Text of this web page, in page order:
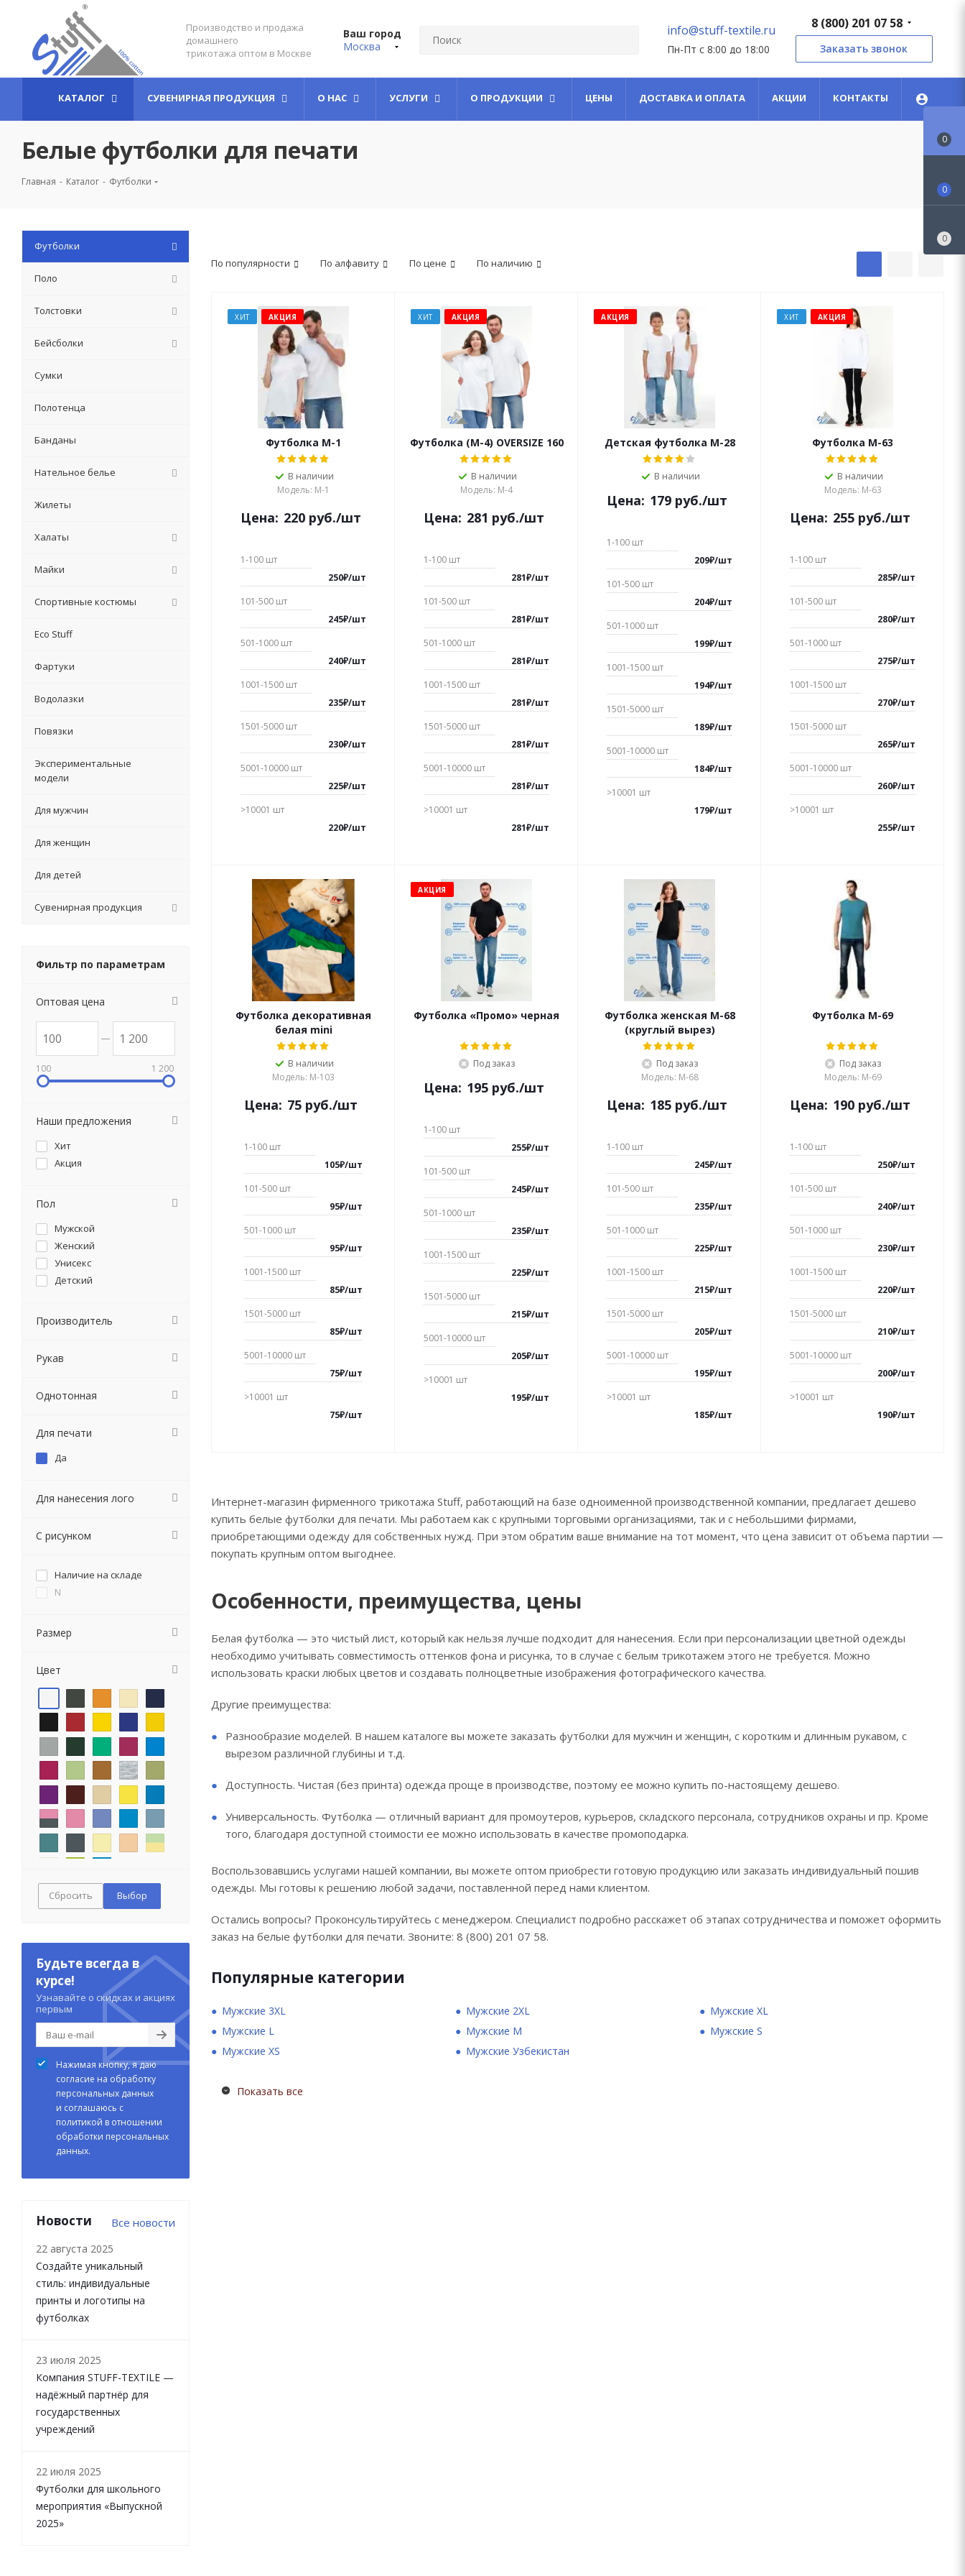
Производство и продажа
домашнего
трикотажа оптом в Москве
Ваш город
Москва
info@stuff-textile.ru
Пн-Пт с 8:00 до 18:00
8 (800) 201 07 58
Заказать звонок
КАТАЛОГ СУВЕНИРНАЯ ПРОДУКЦИЯ О НАС УСЛУГИ О ПРОДУКЦИИ ЦЕНЫ ДОСТАВКА И ОПЛАТА АКЦИИ КОНТАКТЫ
Белые футболки для печати
Главная - Каталог - Футболки
По популярности По алфавиту По цене По наличию
ХИТ АКЦИЯ
Футболка M-1
В наличии
Модель: М-1
Цена: 220 руб./шт
1-100 шт
250₽/шт
101-500 шт
245₽/шт
501-1000 шт
240₽/шт
1001-1500 шт
235₽/шт
1501-5000 шт
230₽/шт
5001-10000 шт
225₽/шт
>10001 шт
220₽/шт
ХИТ АКЦИЯ
Футболка (М-4) OVERSIZE 160
В наличии
Модель: М-4
Цена: 281 руб./шт
1-100 шт
281₽/шт
101-500 шт
281₽/шт
501-1000 шт
281₽/шт
1001-1500 шт
281₽/шт
1501-5000 шт
281₽/шт
5001-10000 шт
281₽/шт
>10001 шт
281₽/шт
АКЦИЯ
Детская футболка М-28
В наличии
Цена: 179 руб./шт
1-100 шт
209₽/шт
101-500 шт
204₽/шт
501-1000 шт
199₽/шт
1001-1500 шт
194₽/шт
1501-5000 шт
189₽/шт
5001-10000 шт
184₽/шт
>10001 шт
179₽/шт
ХИТ АКЦИЯ
Футболка M-63
В наличии
Модель: M-63
Цена: 255 руб./шт
1-100 шт
285₽/шт
101-500 шт
280₽/шт
501-1000 шт
275₽/шт
1001-1500 шт
270₽/шт
1501-5000 шт
265₽/шт
5001-10000 шт
260₽/шт
>10001 шт
255₽/шт
Футболка декоративная
белая mini
В наличии
Модель: М-103
Цена: 75 руб./шт
1-100 шт
105₽/шт
101-500 шт
95₽/шт
501-1000 шт
95₽/шт
1001-1500 шт
85₽/шт
1501-5000 шт
85₽/шт
5001-10000 шт
75₽/шт
>10001 шт
75₽/шт
АКЦИЯ
Футболка «Промо» черная
Под заказ
Цена: 195 руб./шт
1-100 шт
255₽/шт
101-500 шт
245₽/шт
501-1000 шт
235₽/шт
1001-1500 шт
225₽/шт
1501-5000 шт
215₽/шт
5001-10000 шт
205₽/шт
>10001 шт
195₽/шт
Футболка женская М-68
(круглый вырез)
Под заказ
Модель: М-68
Цена: 185 руб./шт
1-100 шт
245₽/шт
101-500 шт
235₽/шт
501-1000 шт
225₽/шт
1001-1500 шт
215₽/шт
1501-5000 шт
205₽/шт
5001-10000 шт
195₽/шт
>10001 шт
185₽/шт
Футболка М-69
Под заказ
Модель: М-69
Цена: 190 руб./шт
1-100 шт
250₽/шт
101-500 шт
240₽/шт
501-1000 шт
230₽/шт
1001-1500 шт
220₽/шт
1501-5000 шт
210₽/шт
5001-10000 шт
200₽/шт
>10001 шт
190₽/шт
Интернет-магазин фирменного трикотажа Stuff, работающий на базе одноименной производственной компании, предлагает дешево
купить белые футболки для печати. Мы работаем как с крупными торговыми организациями, так и с небольшими фирмами,
приобретающими одежду для собственных нужд. При этом обратим ваше внимание на тот момент, что цена зависит от объема партии —
покупать крупным оптом выгоднее.
Особенности, преимущества, цены
Белая футболка — это чистый лист, который как нельзя лучше подходит для нанесения. Если при персонализации цветной одежды
необходимо учитывать совместимость оттенков фона и рисунка, то в случае с белым трикотажем этого не требуется. Можно
использовать краски любых цветов и создавать полноцветные изображения фотографического качества.
Другие преимущества:
Разнообразие моделей. В нашем каталоге вы можете заказать футболки для мужчин и женщин, с коротким и длинным рукавом, с
вырезом различной глубины и т.д.
Доступность. Чистая (без принта) одежда проще в производстве, поэтому ее можно купить по-настоящему дешево.
Универсальность. Футболка — отличный вариант для промоутеров, курьеров, складского персонала, сотрудников охраны и пр. Кроме
того, благодаря доступной стоимости ее можно использовать в качестве промоподарка.
Воспользовавшись услугами нашей компании, вы можете оптом приобрести готовую продукцию или заказать индивидуальный пошив
одежды. Мы готовы к решению любой задачи, поставленной перед нами клиентом.
Остались вопросы? Проконсультируйтесь с менеджером. Специалист подробно расскажет об этапах сотрудничества и поможет оформить
заказ на белые футболки для печати. Звоните: 8 (800) 201 07 58.
Популярные категории
Мужские 3XL Мужские 2XL
Мужские XL
Мужские L
Мужские M
Мужские S
Мужские XS
Мужские Узбекистан
Показать все
Футболки
Поло
Толстовки
Бейсболки
Сумки
Полотенца
Банданы
Нательное белье
Жилеты
Халаты
Майки
Спортивные костюмы
Eсо Stuff
Фартуки
Водолазки
Повязки
Экспериментальные
модели
Для мужчин
Для женщин
Для детей
Сувенирная продукция
Фильтр по параметрам
Оптовая цена
100 1 200
Наши предложения
Хит
Акция
Пол
Мужской
Женский
Унисекс
Детский
Производитель
Рукав
Однотонная
Для печати
Да
Для нанесения лого
С рисунком
Наличие на складе
N
Размер
Цвет
Сбросить
Будьте всегда в
курсе!
Узнавайте о скидках и акциях
первым
Нажимая кнопку, я даю
согласие на обработку
персональных данных
и соглашаюсь с
политикой в отношении
обработки персональных
данных.
Новости Все новости
22 августа 2025
Создайте уникальный
стиль: индивидуальные
принты и логотипы на
футболках
23 июля 2025
Компания STUFF-TEXTILE —
надёжный партнёр для
государственных
учреждений
22 июля 2025
Футболки для школьного
мероприятия «Выпускной
2025»
0
0
0